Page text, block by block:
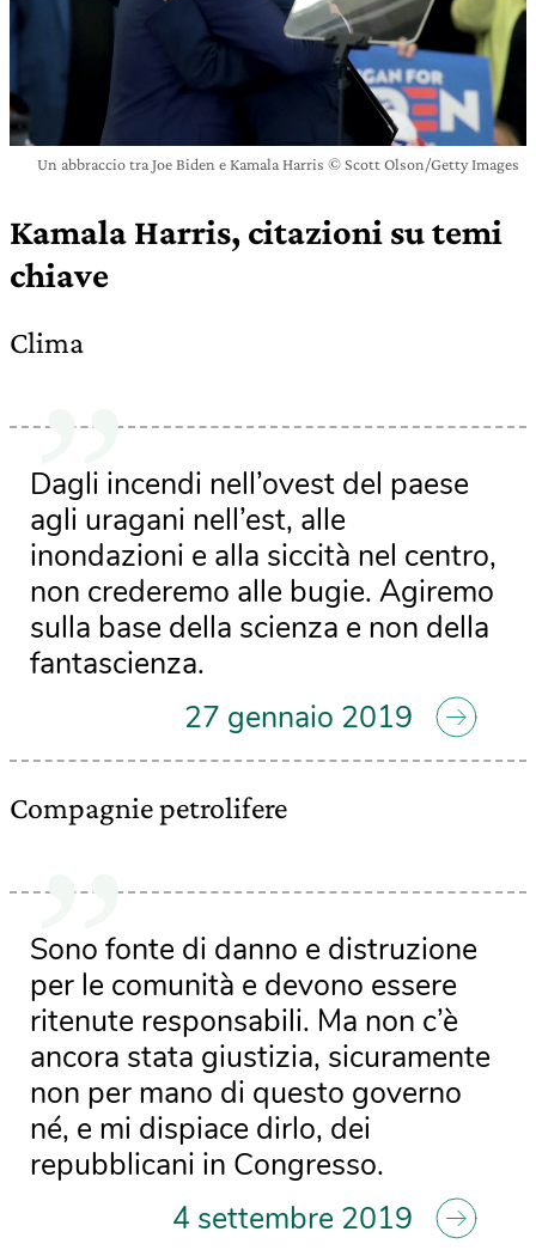
Un abbraccio tra Joe Biden e Kamala Harris © Scott Olson/Getty Images
Kamala Harris, citazioni su temi
chiave
Clima
Dagli incendi nell’ovest del paese
agli uragani nell’est, alle
inondazioni e alla siccità nel centro,
non crederemo alle bugie. Agiremo
sulla base della scienza e non della
fantascienza.
27 gennaio 2019
Compagnie petrolifere
Sono fonte di danno e distruzione
per le comunità e devono essere
ritenute responsabili. Ma non c’è
ancora stata giustizia, sicuramente
non per mano di questo governo
né, e mi dispiace dirlo, dei
repubblicani in Congresso.
4 settembre 2019